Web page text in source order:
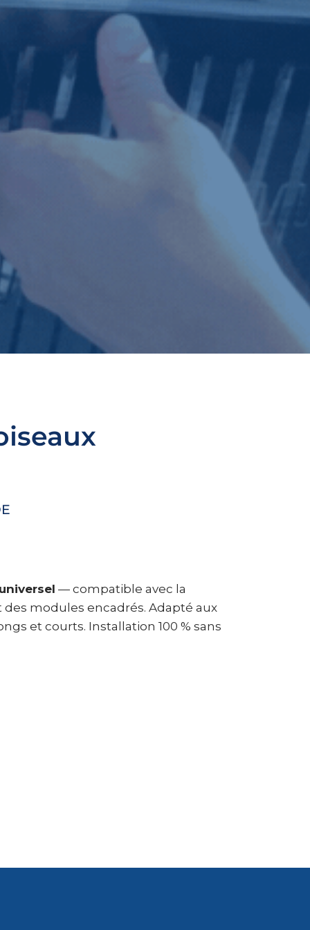
— compatible avec la
modules encadrés. Adapté aux
et courts. Installation 100 % sans